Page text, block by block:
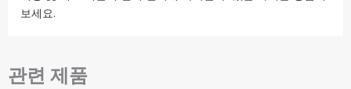
보세요.
관련 제품